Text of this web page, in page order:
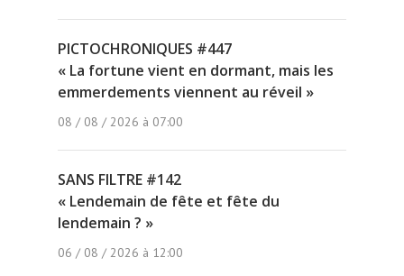
PICTOCHRONIQUES #447
« La fortune vient en dormant, mais les
emmerdements viennent au réveil »
08 / 08 / 2026 à 07:00
SANS FILTRE #142
« Lendemain de fête et fête du
lendemain ? »
06 / 08 / 2026 à 12:00